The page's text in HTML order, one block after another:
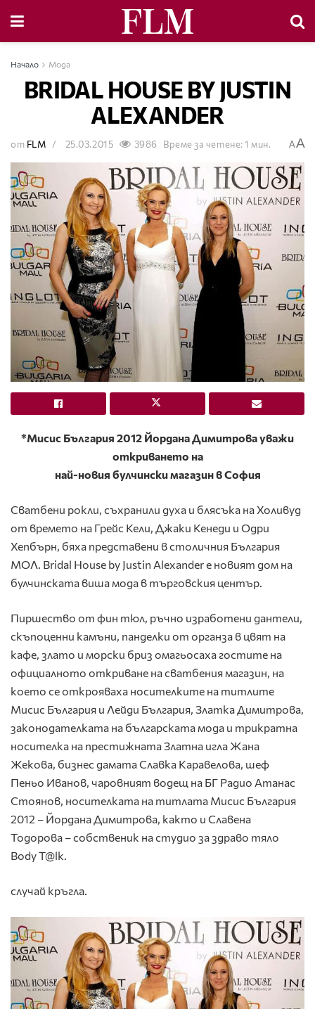
Начало Мода
BRIDAL HOUSE BY JUSTIN
ALEXANDER
от FLM 25.03.2015 3986 Време за четене: 1 мин. AA
*Мисис България 2012 Йордана Димитрова уважи
откриването на
най-новия булчински магазин в София
Сватбени рокли, съхранили духа и блясъка на Холивуд
от времето на Грейс Кели, Джаки Кенеди и Одри
Хепбърн, бяха представени в столичния България
МОЛ. Bridal House by Justin Alexander е новият дом на
булчинската виша мода в търговския център.
Пиршество от фин тюл, ръчно изработени дантели,
скъпоценни камъни, панделки от органза в цвят на
кафе, злато и морски бриз омагьосаха гостите на
официалното откриване на сватбения магазин, на
което се открояваха носителките на титлите
Мисис България и Лейди България, Златка Димитрова,
законодателката на българската мода и трикратна
носителка на престижната Златна игла Жана
Жекова, бизнес дамата Славка Каравелова, шеф
Пеньо Иванов, чаровният водещ на БГ Радио Атанас
Стоянов, носителката на титлата Мисис България
2012 – Йордана Димитрова, както и Славена
Тодорова – собственик на студио за здраво тяло
Body T@lk.
случай кръгла.